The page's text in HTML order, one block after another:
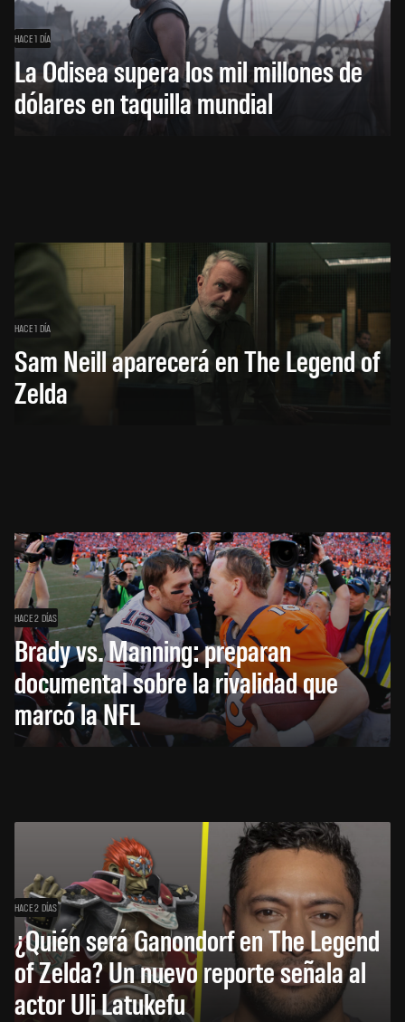
HACE 1 DÍA
La Odisea supera los mil millones de
dólares en taquilla mundial
HACE 1 DÍA
Sam Neill aparecerá en The Legend of
Zelda
HACE 2 DÍAS
Brady vs. Manning: preparan
documental sobre la rivalidad que
marcó la NFL
HACE 2 DÍAS
¿Quién será Ganondorf en The Legend
of Zelda? Un nuevo reporte señala al
actor Uli Latukefu